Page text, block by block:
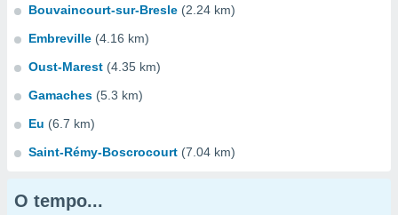
Bouvaincourt-sur-Bresle (2.24 km)
Embreville (4.16 km)
Oust-Marest (4.35 km)
Gamaches (5.3 km)
Eu (6.7 km)
Saint-Rémy-Boscrocourt (7.04 km)
O tempo...